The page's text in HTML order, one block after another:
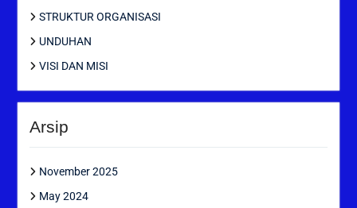
STRUKTUR ORGANISASI
UNDUHAN
VISI DAN MISI
Arsip
November 2025
May 2024